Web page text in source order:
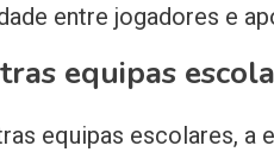
entre jogadores e
equipas
equipas escolares, a